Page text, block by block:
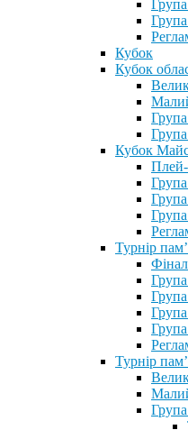
Кубок
Кубок
Кубок
Турнір
Турнір